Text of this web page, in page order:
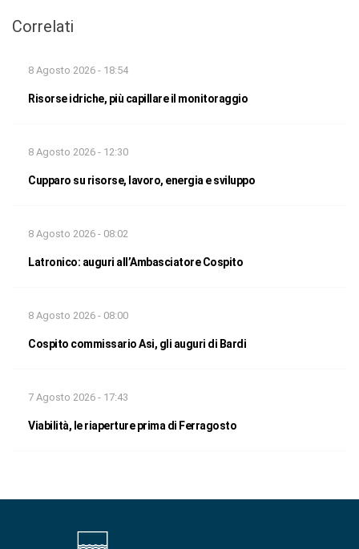
Correlati
8 Agosto 2026 - 18:54
Risorse idriche, più capillare il monitoraggio
8 Agosto 2026 - 12:30
Cupparo su risorse, lavoro, energia e sviluppo
8 Agosto 2026 - 08:02
Latronico: auguri all’Ambasciatore Cospito
8 Agosto 2026 - 08:00
Cospito commissario Asi, gli auguri di Bardi
7 Agosto 2026 - 17:43
Viabilità, le riaperture prima di Ferragosto